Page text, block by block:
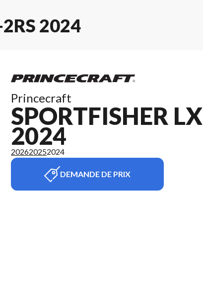
2024
Princecraft
SPORTFISHER
2024
202620252024
DEMANDE DE PRIX